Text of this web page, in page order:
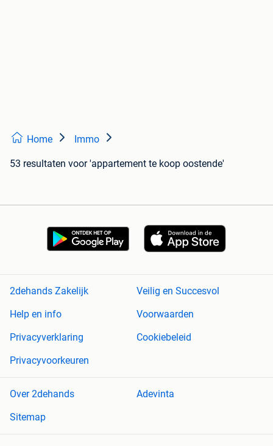
Home Immo
53 resultaten voor 'appartement te koop oostende'
2dehands Zakelijk
Veilig en Succesvol
Help en info
Voorwaarden
Privacyverklaring
Cookiebeleid
Privacyvoorkeuren
Over 2dehands
Adevinta
Sitemap